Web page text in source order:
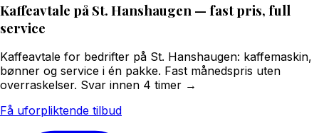
Kaffeavtale på St. Hanshaugen — fast pris, full
service
Kaffeavtale for bedrifter på St. Hanshaugen: kaffemaskin,
bønner og service i én pakke. Fast månedspris uten
overraskelser. Svar innen 4 timer →
Få uforpliktende tilbud